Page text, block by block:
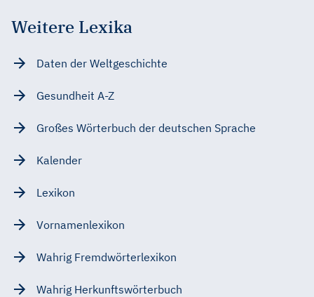
Weitere Lexika
Daten der Weltgeschichte
Gesundheit A-Z
Großes Wörterbuch der deutschen Sprache
Kalender
Lexikon
Vornamenlexikon
Wahrig Fremdwörterlexikon
Wahrig Herkunftswörterbuch